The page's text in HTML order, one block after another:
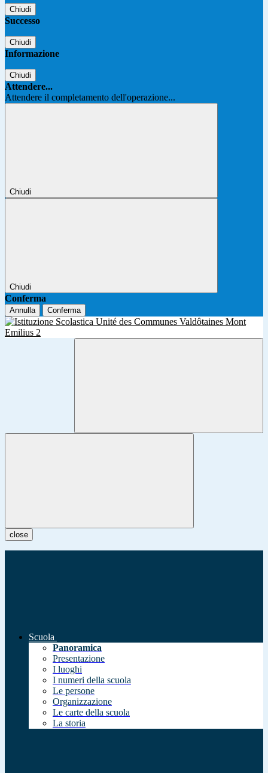
Chiudi
Successo
Chiudi
Informazione
Chiudi
Attendere...
Attendere il completamento dell'operazione...
Chiudi
Chiudi
Conferma
Annulla Conferma
close
Scuola
Panoramica
Presentazione
I luoghi
I numeri della scuola
Le persone
Organizzazione
Le carte della scuola
La storia